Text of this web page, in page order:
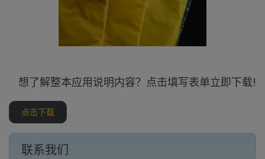
想了解整本应用说明内容？点击填写表单立即下载!
点击下载
联系我们